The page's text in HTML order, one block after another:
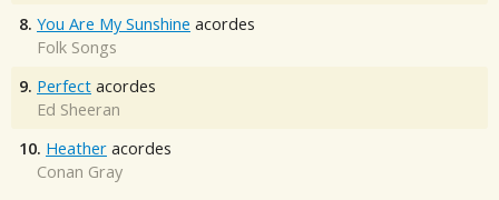
8. You Are My Sunshine acordes
Folk Songs
9. Perfect acordes
Ed Sheeran
10. Heather acordes
Conan Gray